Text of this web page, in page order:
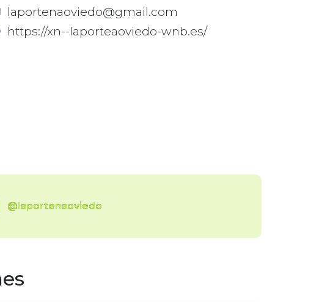
laportenaoviedo@gmail.com
https://xn--laporteaoviedo-wnb.es/
@laportenaoviedo